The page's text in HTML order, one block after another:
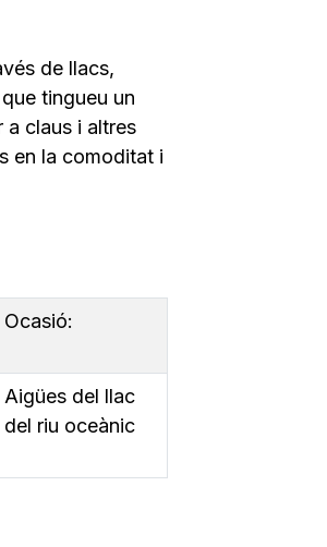
de llacs,
tingueu un
claus i altres
en la comoditat i
Ocasió:
Aigües del llac
del riu oceànic